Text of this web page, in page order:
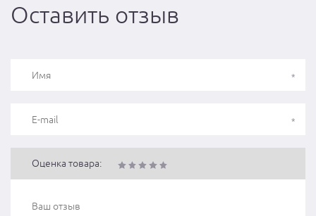
Оставить отзыв
Оценка товара: